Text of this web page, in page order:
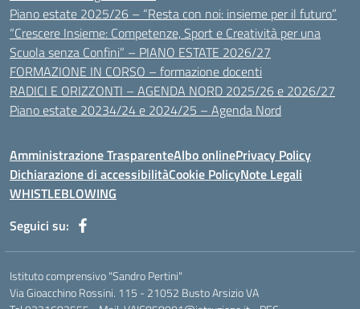
Piano estate 2025/26 – “Resta con noi: insieme per il futuro”
“Crescere Insieme: Competenze, Sport e Creatività per una
Scuola senza Confini” – PIANO ESTATE 2026/27
FORMAZIONE IN CORSO – formazione docenti
RADICI E ORIZZONTI – AGENDA NORD 2025/26 e 2026/27
Piano estate 20234/24 e 2024/25 – Agenda Nord
Amministrazione TrasparenteAlbo onlinePrivacy Policy
Dichiarazione di accessibilitàCookie PolicyNote Legali
WHISTLEBLOWING
Seguici su:
Istituto comprensivo "Sandro Pertini"
Via Gioacchino Rossini. 115 - 21052 Busto Arsizio VA